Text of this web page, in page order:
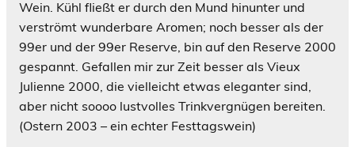
Wein. Kühl fließt er durch den Mund hinunter und
verströmt wunderbare Aromen; noch besser als der
99er und der 99er Reserve, bin auf den Reserve 2000
gespannt. Gefallen mir zur Zeit besser als Vieux
Julienne 2000, die vielleicht etwas eleganter sind,
aber nicht soooo lustvolles Trinkvergnügen bereiten.
(Ostern 2003 – ein echter Festtagswein)